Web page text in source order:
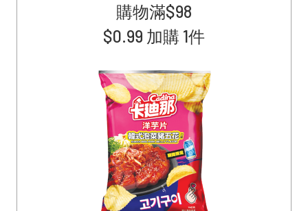
購物滿$98
$0.99 加購 1件